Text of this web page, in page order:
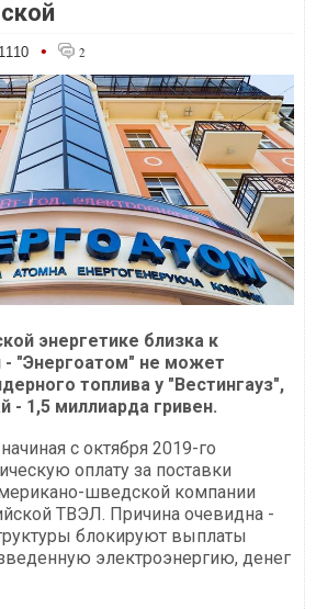
1110 • 2
энергетике близка к
- "Энергоатом" не может
топлива у "Вестингауз",
- 1,5 миллиарда гривен.
с октября 2019-го
оплату за поставки
шведской компании
ТВЭЛ. Причина очевидна -
блокируют выплаты
электроэнергию, денег